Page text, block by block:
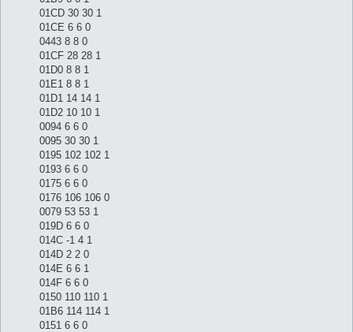
01CD 30 30 1
01CE 6 6 0
0443 8 8 0
01CF 28 28 1
01D0 8 8 1
01E1 8 8 1
01D1 14 14 1
01D2 10 10 1
0094 6 6 0
0095 30 30 1
0195 102 102 1
0193 6 6 0
0175 6 6 0
0176 106 106 0
0079 53 53 1
019D 6 6 0
014C -1 4 1
014D 2 2 0
014E 6 6 1
014F 6 6 0
0150 110 110 1
01B6 114 114 1
0151 6 6 0